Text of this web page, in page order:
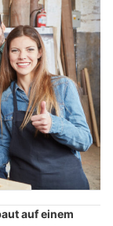
auf einem